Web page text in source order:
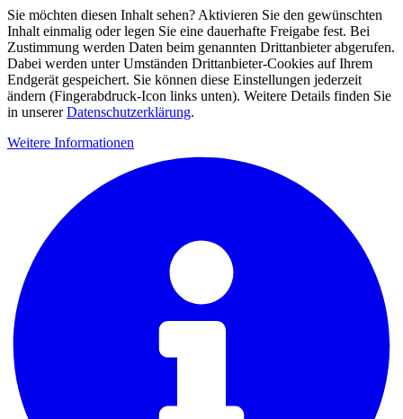
Sie möchten diesen Inhalt sehen? Aktivieren Sie den gewünschten
Inhalt einmalig oder legen Sie eine dauerhafte Freigabe fest. Bei
Zustimmung werden Daten beim genannten Drittanbieter abgerufen.
Dabei werden unter Umständen Drittanbieter-Cookies auf Ihrem
Endgerät gespeichert. Sie können diese Einstellungen jederzeit
ändern (Fingerabdruck-Icon links unten). Weitere Details finden Sie
in unsererDatenschutzerklärung.
Weitere Informationen